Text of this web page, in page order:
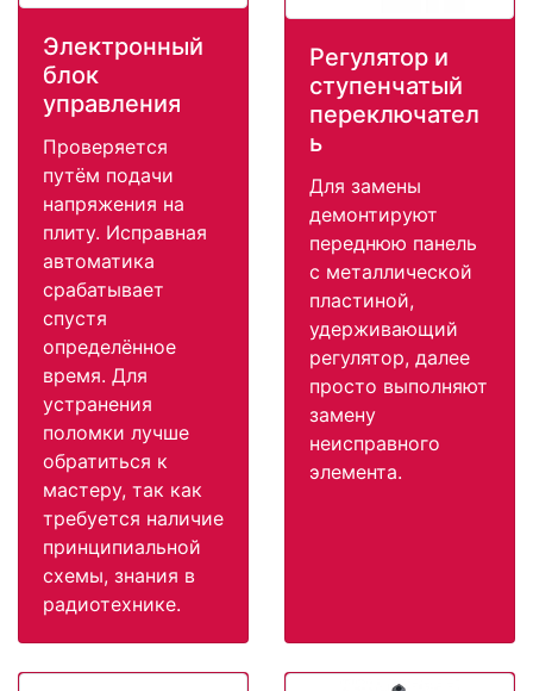
Электронный
блок
управления
Проверяется
путём подачи
напряжения на
плиту. Исправная
автоматика
срабатывает
спустя
определённое
время. Для
устранения
поломки лучше
обратиться к
мастеру, так как
требуется наличие
принципиальной
схемы, знания в
радиотехнике.
Регулятор и
ступенчатый
переключател
ь
Для замены
демонтируют
переднюю панель
с металлической
пластиной,
удерживающий
регулятор, далее
просто выполняют
замену
неисправного
элемента.